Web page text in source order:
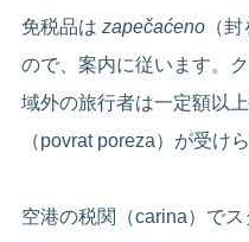
免税品はzapečaćeno （
ので、案内に従います。
域外の旅行者は一定額以
（povrat poreza）が受け
空港の税関（carina）で